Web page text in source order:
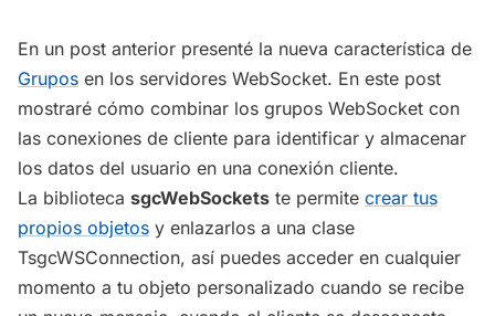
En un post anterior presenté la nueva característica de
Grupos en los servidores WebSocket. En este post
mostraré cómo combinar los grupos WebSocket con
las conexiones de cliente para identificar y almacenar
los datos del usuario en una conexión cliente.
La biblioteca sgcWebSockets te permite crear tus
propios objetos y enlazarlos a una clase
TsgcWSConnection, así puedes acceder en cualquier
momento a tu objeto personalizado cuando se recibe